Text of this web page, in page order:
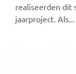
realiseerden dit
jaarproject. Als...